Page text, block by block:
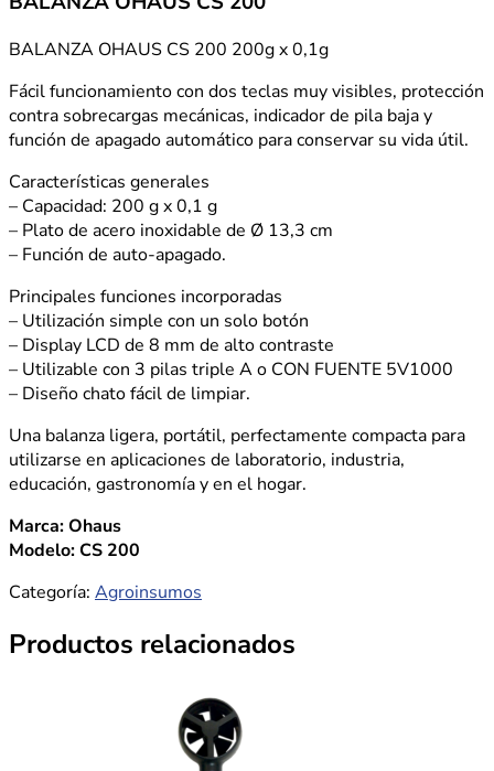
BALANZA OHAUS CS 200 200g x 0,1g
Fácil funcionamiento con dos teclas muy visibles, protección
contra sobrecargas mecánicas, indicador de pila baja y
función de apagado automático para conservar su vida útil.
Características generales
– Capacidad: 200 g x 0,1 g
– Plato de acero inoxidable de Ø 13,3 cm
– Función de auto-apagado.
Principales funciones incorporadas
– Utilización simple con un solo botón
– Display LCD de 8 mm de alto contraste
– Utilizable con 3 pilas triple A o CON FUENTE 5V1000
– Diseño chato fácil de limpiar.
Una balanza ligera, portátil, perfectamente compacta para
utilizarse en aplicaciones de laboratorio, industria,
educación, gastronomía y en el hogar.
Marca: Ohaus
Modelo: CS 200
Categoría: Agroinsumos
Productos relacionados